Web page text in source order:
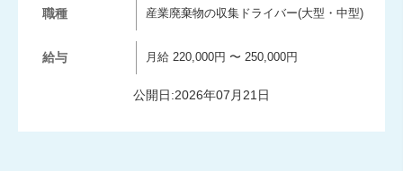
職種 産業廃棄物の収集ドライバー(大型・中型)
給与 月給 220,000円 〜 250,000円
公開日:2026年07月21日